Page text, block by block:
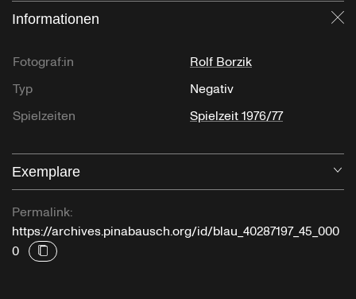
Informationen
Fotograf:in
Rolf Borzik
Typ
Negativ
Spielzeiten
Spielzeit 1976/77
Exemplare
Permalink:
https://archives.pinabausch.org/id/blau_40287197_45_000
0